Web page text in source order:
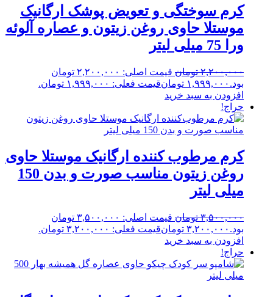
کرم سوختگی و تعویض پوشک ارگانیک
موستلا حاوی روغن زیتون و عصاره آلوئه
ورا 75 میلی لیتر
۲,۲۰۰,۰۰۰ تومان
قیمت اصلی: ۲,۲۰۰,۰۰۰ تومان
بود. ۱,۹۹۹,۰۰۰ تومانقیمت فعلی: ۱,۹۹۹,۰۰۰ تومان.
افزودن به سبد خرید
حراج!
کرم مرطوب کننده ارگانیک موستلا حاوی
روغن زیتون مناسب صورت و بدن 150
میلی لیتر
۳,۵۰۰,۰۰۰ تومان
قیمت اصلی: ۳,۵۰۰,۰۰۰ تومان
بود. ۳,۲۰۰,۰۰۰ تومانقیمت فعلی: ۳,۲۰۰,۰۰۰ تومان.
افزودن به سبد خرید
حراج!